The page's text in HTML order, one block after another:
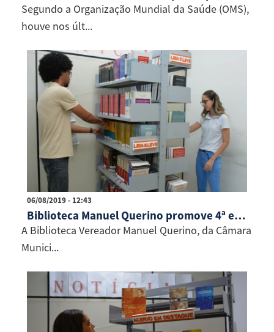
Segundo a Organização Mundial da Saúde (OMS),
houve nos últ...
06/08/2019 - 12:43
Biblioteca Manuel Querino promove 4ª edição do Projeto Leia e Leve
A Biblioteca Vereador Manuel Querino, da Câmara
Munici...